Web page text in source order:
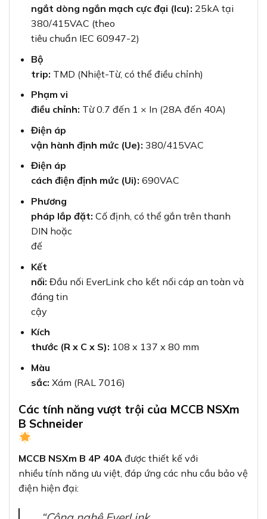
ngắt dòng ngắn mạch cực đại (Icu): 25kA tại
380/415VAC (theo
tiêu chuẩn IEC 60947-2)
Bộ
trip: TMD (Nhiệt-Từ, có thể điều chỉnh)
Phạm vi
điều chỉnh: Từ 0.7 đến 1 × In (28A đến 40A)
Điện áp
vận hành định mức (Ue): 380/415VAC
Điện áp
cách điện định mức (Ui): 690VAC
Phương
pháp lắp đặt: Cố định, có thể gắn trên thanh
DIN hoặc
đế
Kết
nối: Đầu nối EverLink cho kết nối cáp an toàn và
đáng tin
cậy
Kích
thước (R x C x S): 108 x 137 x 80 mm
Màu
sắc: Xám (RAL 7016)
Các tính năng vượt trội của MCCB NSXm
B Schneider
MCCB NSXm B 4P 40A được thiết kế với
nhiều tính năng ưu việt, đáp ứng các nhu cầu bảo vệ
điện hiện đại: